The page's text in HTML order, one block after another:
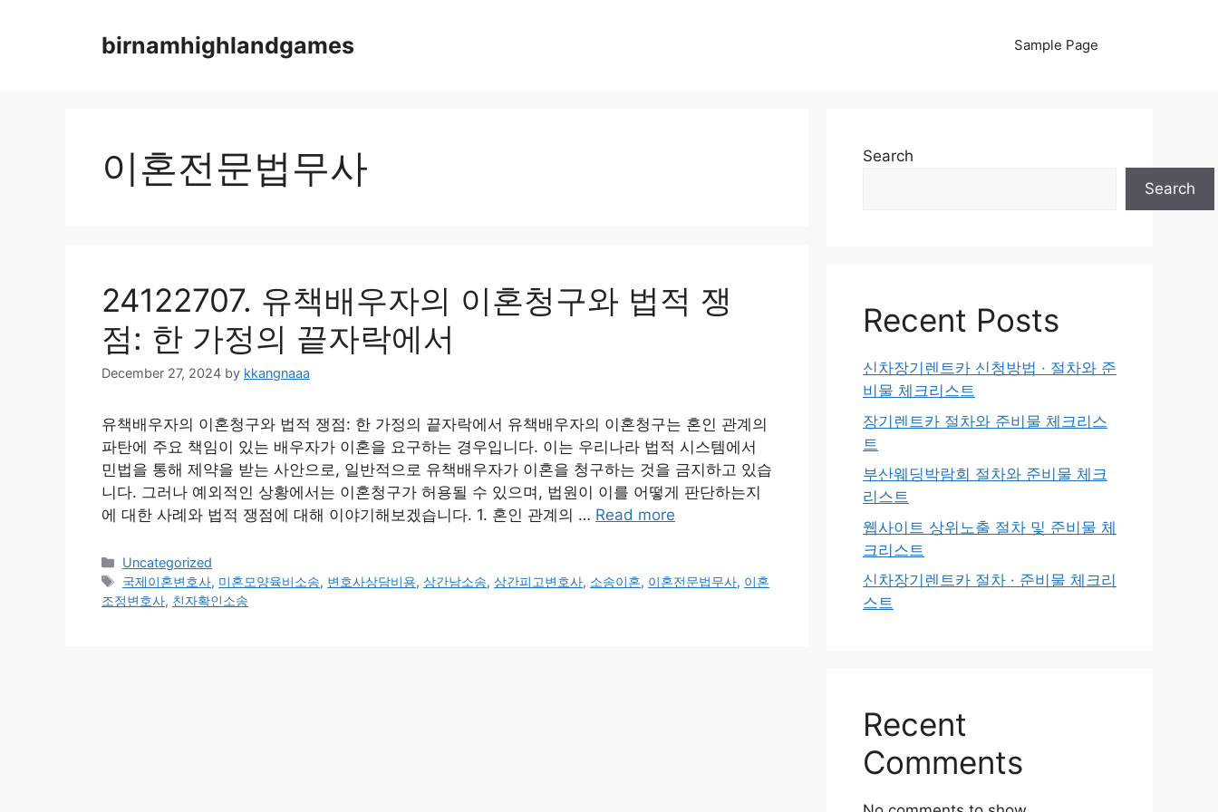
birnamhighlandgames Sample Page
이혼전문법무사
24122707. 유책배우자의 이혼청구와 법적 쟁
점: 한 가정의 끝자락에서
December 27, 2024 by kkangnaaa
유책배우자의 이혼청구와 법적 쟁점: 한 가정의 끝자락에서 유책배우자의 이혼청구는 혼인 관계의
파탄에 주요 책임이 있는 배우자가 이혼을 요구하는 경우입니다. 이는 우리나라 법적 시스템에서
민법을 통해 제약을 받는 사안으로, 일반적으로 유책배우자가 이혼을 청구하는 것을 금지하고 있습
니다. 그러나 예외적인 상황에서는 이혼청구가 허용될 수 있으며, 법원이 이를 어떻게 판단하는지
에 대한 사례와 법적 쟁점에 대해 이야기해보겠습니다. 1. 혼인 관계의 … Read more
Categories
Uncategorized
Tags
국제이혼변호사, 미혼모양육비소송, 변호사상담비용,상간남소송,상간피고변호사, 소송이혼, 이혼전문법무사, 이혼
조정변호사, 친자확인소송
Search
Search
Recent Posts
신차장기렌트카 신청방법 · 절차와 준
비물 체크리스트
장기렌트카 절차와 준비물 체크리스
트
부산웨딩박람회 절차와 준비물 체크
리스트
웹사이트 상위노출 절차 및 준비물 체
크리스트
신차장기렌트카 절차 · 준비물 체크리
스트
Recent
Comments